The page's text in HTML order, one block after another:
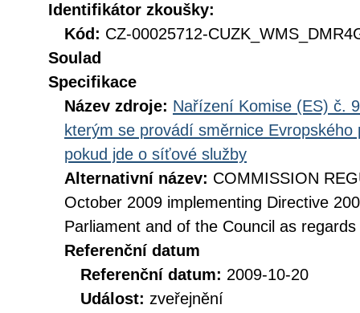
Identifikátor zkoušky:
Kód: CZ-00025712-
Soulad
Specifikace
Název zdroje: Nařízení Komise (ES) č.
kterým se provádí směrnice
pokud jde o síťové služby
Alternativní název: COMMISSION
October 2009 implementing Directive
Parliament and of the Council as
Referenční datum
Referenční datum: 2009-10-20
Událost: zveřejnění